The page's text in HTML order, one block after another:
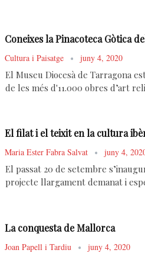
Coneixes la Pinacoteca Gòtica
Cultura i Paisatge juny 4, 2020
El Museu Diocesà de Tarragona
de les més d'11.000 obres d’art
El filat i el teixit en la cultura
Maria Ester Fabra Salvat juny 4,
El passat 20 de setembre
projecte llargament demanat i
La conquesta de Mallorca
Joan Papell i Tardiu juny 4, 2020